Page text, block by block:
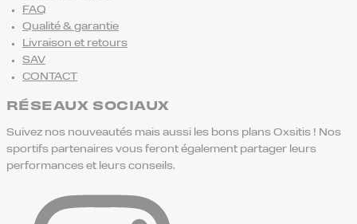
FAQ
Qualité & garantie
Livraison et retours
SAV
CONTACT
RÉSEAUX SOCIAUX
Suivez nos nouveautés mais aussi les bons plans Oxsitis ! Nos
sportifs partenaires vous feront également partager leurs
performances et leurs conseils.